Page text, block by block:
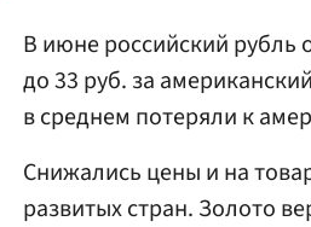
В июне российский
до 33 руб. за
в среднем потеряли к
Снижались цены и на
развитых стран. Золото